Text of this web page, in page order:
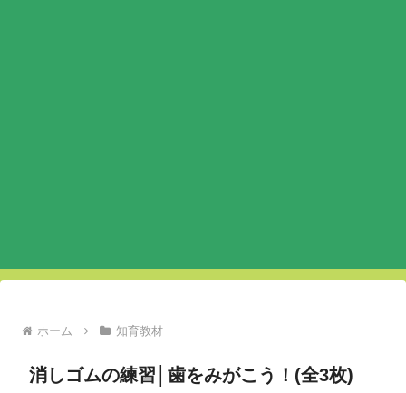
ホーム 知育教材
消しゴムの練習│歯をみがこう！(全3枚)